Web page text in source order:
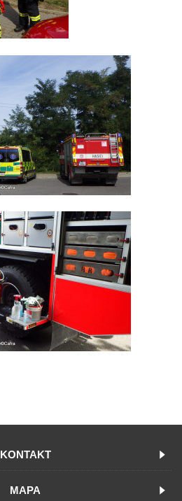
KONTAKT
MAPA